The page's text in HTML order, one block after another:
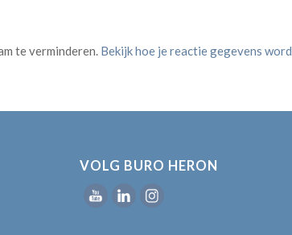
te verminderen. Bekijk hoe je reactie gegevens
VOLG BURO HERON